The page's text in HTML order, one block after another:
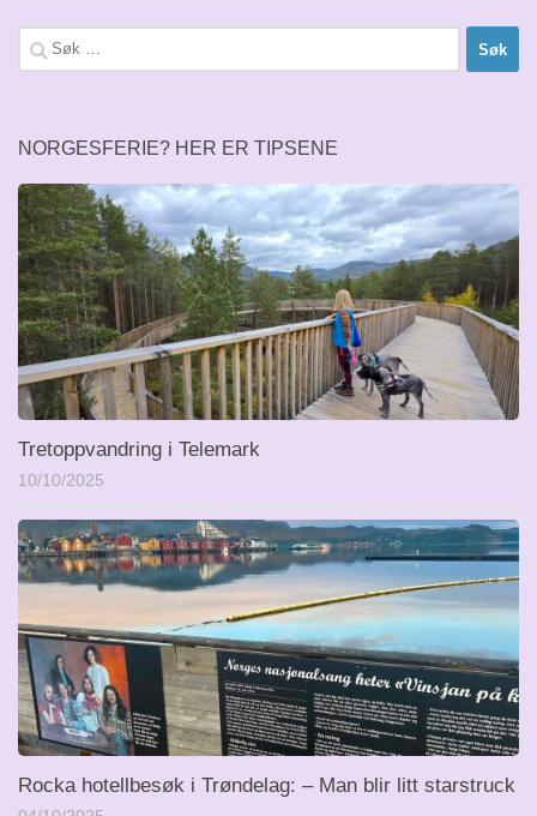
Søk
etter:
NORGESFERIE? HER ER TIPSENE
Tretoppvandring i Telemark
10/10/2025
Rocka hotellbesøk i Trøndelag: – Man blir litt starstruck